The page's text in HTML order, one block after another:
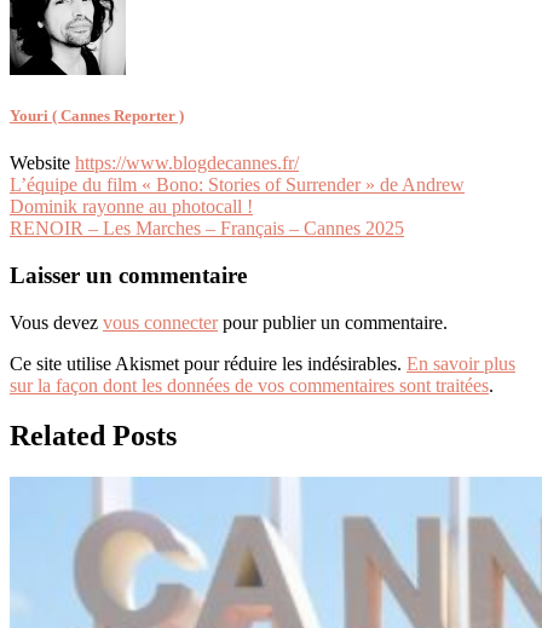
Youri ( Cannes Reporter )
Website https://www.blogdecannes.fr/
Navigation
de
L’équipe du film « Bono: Stories of Surrender » de Andrew
Dominik rayonne au photocall !
RENOIR – Les Marches – Français – Cannes 2025
Laisser un commentaire
Vous devez vous connecterpour publier un commentaire.
Ce site utilise Akismet pour réduire les indésirables. En savoir plus
sur la façon dont les données de vos commentaires sont traitées.
Related Posts